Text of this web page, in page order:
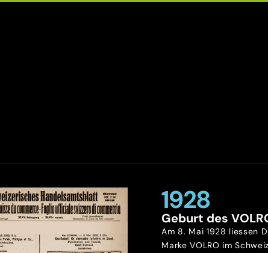
1928
Geburt des
Am 8. Mai 1928 liessen
Marke VOLRO im